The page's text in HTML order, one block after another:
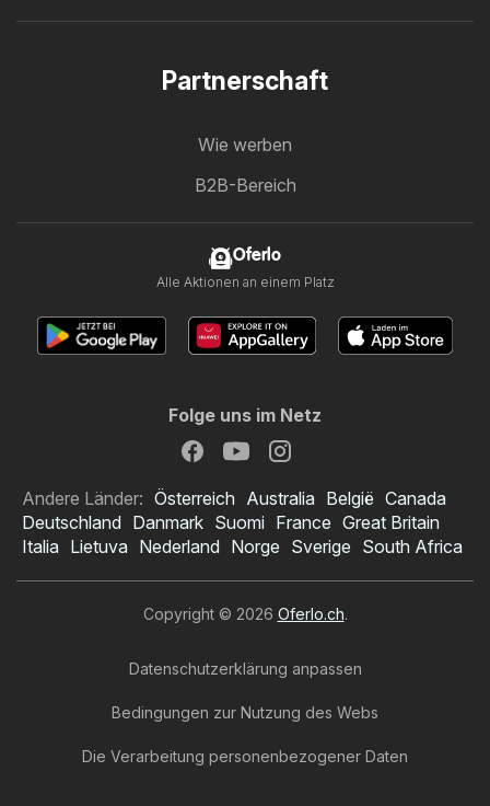
Tchibo Prospekt
Partnerschaft
Wie werben
B2B-Bereich
Oferlo
Alle Aktionen an einem Platz
Folge uns im Netz
Andere Länder: Österreich Australia België Canada
Deutschland Danmark Suomi France Great Britain
Italia Lietuva Nederland Norge Sverige South Africa
Copyright © 2026 Oferlo.ch.
Datenschutzerklärung anpassen
Bedingungen zur Nutzung des Webs
Die Verarbeitung personenbezogener Daten